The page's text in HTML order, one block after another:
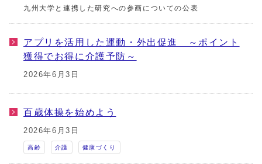
九州大学と連携した研究への参画についての公表
アプリを活用した運動・外出促進 ～ポイント
獲得でお得に介護予防～
2026年6月3日
百歳体操を始めよう
2026年6月3日
高齢 介護 健康づくり